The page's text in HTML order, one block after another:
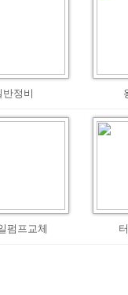
반정비
펌프교체